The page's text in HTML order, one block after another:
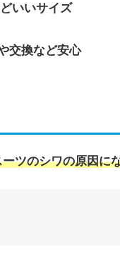
いいサイズ
交換など安心
ーツのシワの原因に